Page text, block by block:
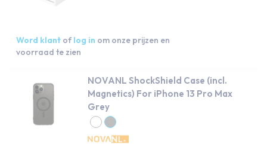
Word klant of log in om onze prijzen en
voorraad te zien
NOVANL ShockShield Case (incl.
Magnetics) For iPhone 13 Pro Max
Grey